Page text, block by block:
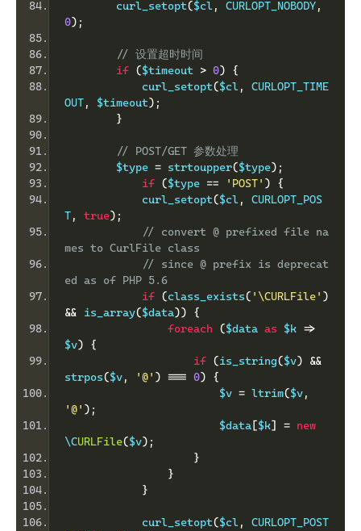
        curl_setopt
($cl , CURLOPT_NOBODY,
0);
// 设置超时时间
if ($timeout > 0)
{
            curl_setopt
($cl ,
CURLOPT_TIME
OUT, $timeout);
}
// POST/GET 参数处理
        $type
= strtoupper($type);
if ($type == 'POST' )
{
            curl_setopt
($cl ,
CURLOPT_POS
T, true);
// convert @ prefixed file na
mes to CurlFile class
// since @ prefix is deprecat
ed as of PHP 5.6
if (class_exists( '\CURLFile' )
&& is_array($data))
{
foreach
($data as $k =>
$v)
{
if (is_string($v)
&&
strpos($v, '@' ) === 0)
{
                        $v
= ltrim($v,
'@' );
                        $data
[$k] = new
\CURLFile($v);
}
}
}
            curl_setopt
($cl ,
CURLOPT_POST